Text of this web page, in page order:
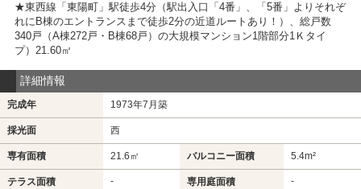
★東西線「東陽町」駅徒歩4分（駅出入口「4番」、「5番」よりそれぞ
れにB棟のエントランスまで徒歩2分の近道ルートあり！）、総戸数
340戸（A棟272戸・B棟68戸）の大規模マンション1階部分1Ｋタイ
プ）21.60㎡
詳細情報
完成年 1973年7月築
採光面 西
専有面積 21.6㎡ バルコニー面積 5.4m²
テラス面積 - 専用庭面積 -